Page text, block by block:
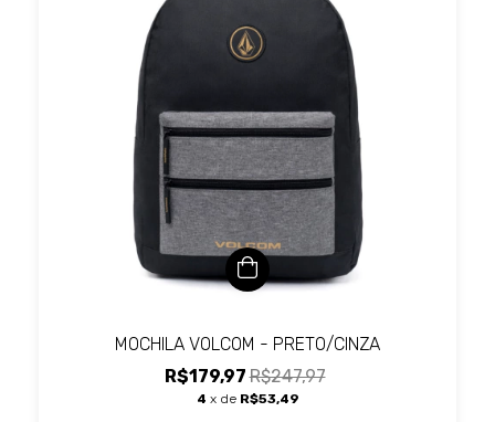
MOCHILA VOLCOM - PRETO/CINZA
R$179,97R$247,97
4 x de R$53,49